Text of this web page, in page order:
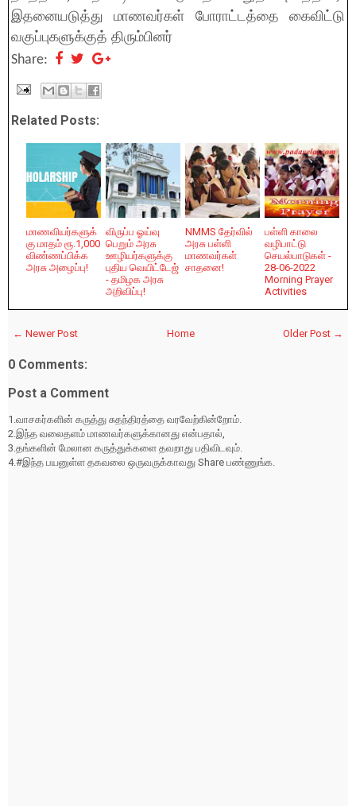
இதனையடுத்து மாணவர்கள் போராட்டத்தை கைவிட்டு
வகுப்புகளுக்குத் திரும்பினர்
Share:
Related Posts:
மாணவியர்களுக்
கு மாதம் ரூ.1,000
விண்ணப்பிக்க
அரசு அழைப்பு!
விருப்ப ஓய்வு
பெறும் அரசு
ஊழியர்களுக்கு
புதிய வெயிட்டேஜ்
- தமிழக அரசு
அறிவிப்பு!
NMMS தேர்வில்
அரசு பள்ளி
மாணவர்கள்
சாதனை!
பள்ளி காலை
வழிபாட்டு
செயல்பாடுகள் -
28-06-2022
Morning Prayer
Activities
← Newer Post Older Post →
Home
0 Comments:
Post a Comment
1.வாசகர்களின் கருத்து சுதந்திரத்தை வரவேற்கின்றோம்.
2.இந்த வலைதளம் மாணவர்களுக்கானது என்பதால்,
3.தங்களின் மேலான கருத்துக்களை தவறாது பதிவிடவும்.
4.#இந்த பயனுள்ள தகவலை ஒருவருக்காவது Share பண்ணுங்க.